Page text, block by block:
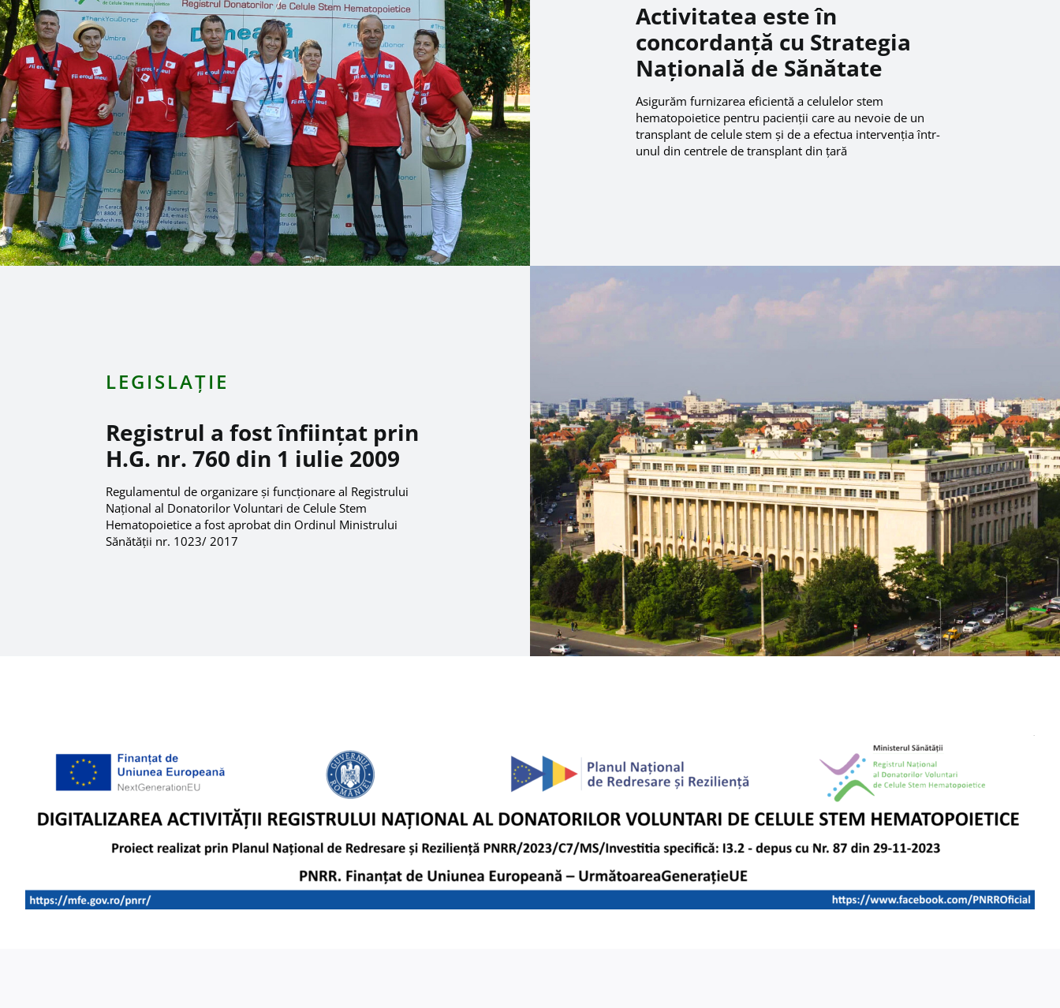
Activitatea este în
concordanță cu Strategia
Națională de Sănătate
Asigurăm furnizarea eficientă a celulelor stem
hematopoietice pentru pacienții care au nevoie de un
transplant de celule stem și de a efectua intervenția într-
unul din centrele de transplant din țară
LEGISLAȚIE
Registrul a fost înființat prin
H.G. nr. 760 din 1 iulie 2009
Regulamentul de organizare şi funcţionare al Registrului
Naţional al Donatorilor Voluntari de Celule Stem
Hematopoietice a fost aprobat din Ordinul Ministrului
Sănătăţii nr. 1023/ 2017